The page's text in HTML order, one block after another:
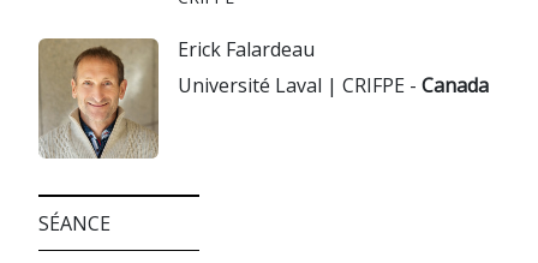
Erick Falardeau
Université Laval | CRIFPE - Canada
SÉANCE